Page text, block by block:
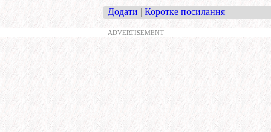
Додати | Коротке посилання
ADVERTISEMENT